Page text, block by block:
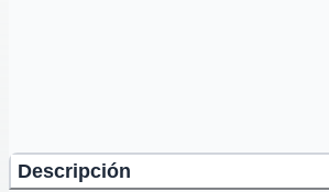
Descripción